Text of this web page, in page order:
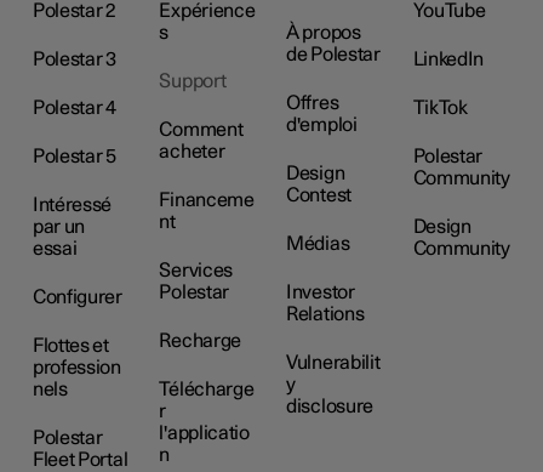
Polestar 2
Polestar 3
Polestar 4
Polestar 5
Intéressé
par un
essai
Configurer
Flottes et
profession
nels
Polestar
Fleet Portal
Expérience
s
Support
Comment
acheter
Financeme
nt
Services
Polestar
Recharge
Télécharge
r
l'applicatio
n
À propos
de Polestar
Offres
d'emploi
Design
Contest
Médias
Investor
Relations
Vulnerabilit
y
disclosure
YouTube
LinkedIn
TikTok
Polestar
Community
Design
Community